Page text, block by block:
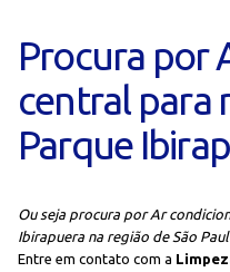
Procura por
central para
Parque
Ou seja procura por Ar
Ibirapuera na região de São
Entre em contato com a